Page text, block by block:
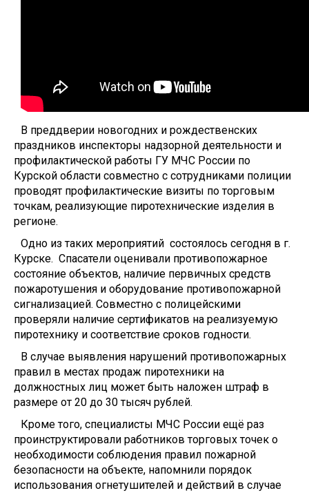
В преддверии новогодних и рождественских
праздников инспекторы надзорной деятельности и
профилактической работы ГУ МЧС России по
Курской области совместно с сотрудниками полиции
проводят профилактические визиты по торговым
точкам, реализующие пиротехнические изделия в
регионе.
Одно из таких мероприятий состоялось сегодня в г.
Курске. Спасатели оценивали противопожарное
состояние объектов, наличие первичных средств
пожаротушения и оборудование противопожарной
сигнализацией. Совместно с полицейскими
проверяли наличие сертификатов на реализуемую
пиротехнику и соответствие сроков годности.
В случае выявления нарушений противопожарных
правил в местах продаж пиротехники на
должностных лиц может быть наложен штраф в
размере от 20 до 30 тысяч рублей.
Кроме того, специалисты МЧС России ещё раз
проинструктировали работников торговых точек о
необходимости соблюдения правил пожарной
безопасности на объекте, напомнили порядок
использования огнетушителей и действий в случае